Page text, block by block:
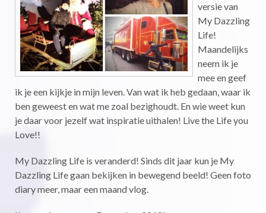
versie van
My Dazzling
Life!
Maandelijks
neem ik je
mee en geef
ik je een kijkje in mijn leven. Van wat ik heb gedaan, waar ik
ben geweest en wat me zoal bezighoudt. En wie weet kun
je daar voor jezelf wat inspiratie uithalen! Live the Life you
Love!!
My Dazzling Life is veranderd! Sinds dit jaar kun je My
Dazzling Life gaan bekijken in bewegend beeld! Geen foto
diary meer, maar een maand vlog.